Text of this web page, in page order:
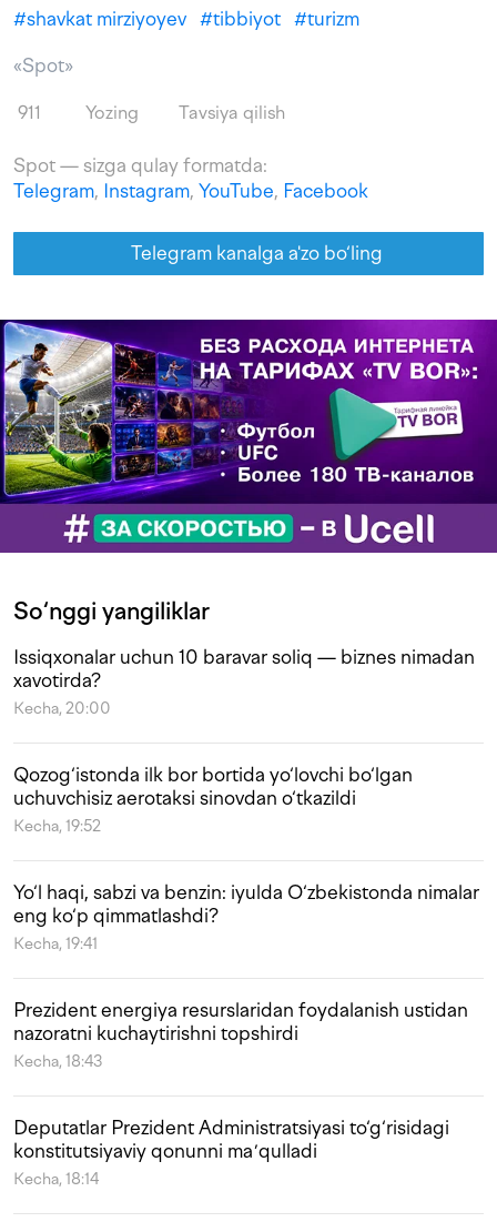
#shavkat mirziyoyev #tibbiyot #turizm
«Spot»
911 Yozing Tavsiya qilish
Spot — sizga qulay formatda:
Telegram, Instagram, YouTube, Facebook
Telegram kanalga a'zo bo‘ling
So‘nggi yangiliklar
Issiqxonalar uchun 10 baravar soliq — biznes nimadan
xavotirda?
Kecha, 20:00
Qozog‘istonda ilk bor bortida yo‘lovchi bo‘lgan
uchuvchisiz aerotaksi sinovdan o‘tkazildi
Kecha, 19:52
Yo‘l haqi, sabzi va benzin: iyulda O‘zbekistonda nimalar
eng ko‘p qimmatlashdi?
Kecha, 19:41
Prezident energiya resurslaridan foydalanish ustidan
nazoratni kuchaytirishni topshirdi
Kecha, 18:43
Deputatlar Prezident Administratsiyasi to‘g‘risidagi
konstitutsiyaviy qonunni maʼqulladi
Kecha, 18:14